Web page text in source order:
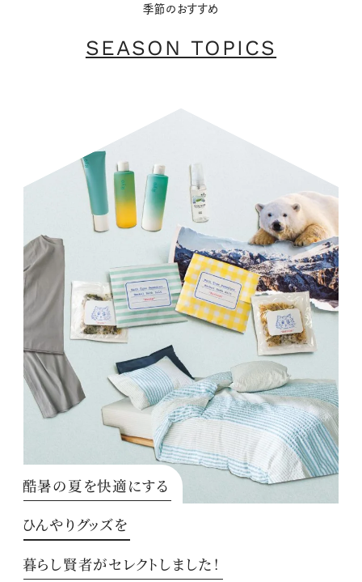
季節のおすすめ
SEASON TOPICS
酷暑の夏を快適にする
ひんやりグッズを
暮らし賢者がセレクトしました！